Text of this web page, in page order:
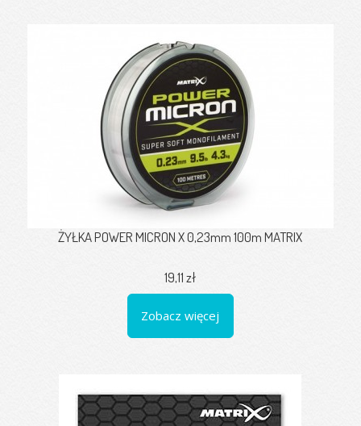
ŻYŁKA POWER MICRON X 0,23mm 100m MATRIX
19,11 zł
Zobacz więcej